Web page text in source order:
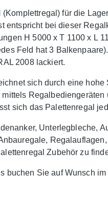
für die
entspricht bei dieser
H 5000 x T 1100 x L
Feld hat 3
2008 lackiert.
sich durch eine
sich das Palettenregal
Unterlegbleche,
Zubehör zu
buchen Sie auf Wunsch im